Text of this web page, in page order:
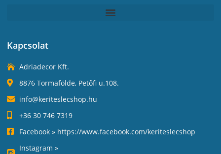
Kapcsolat
Adriadecor Kft.
8876 Tormafölde, Petőfi u.108.
info@keriteslecshop.hu
+36 30 746 7319
Facebook » https://www.facebook.com/keriteslecshop
Instagram »